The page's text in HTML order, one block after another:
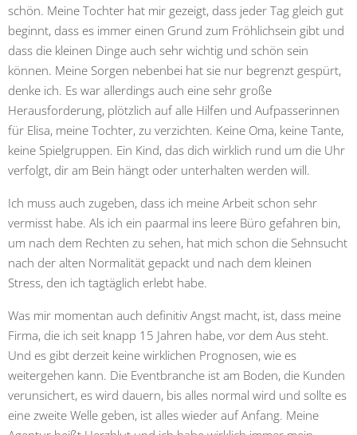
schön. Meine Tochter hat mir gezeigt, dass jeder Tag gleich gut
beginnt, dass es immer einen Grund zum Fröhlichsein gibt und
dass die kleinen Dinge auch sehr wichtig und schön sein
können. Meine Sorgen nebenbei hat sie nur begrenzt gespürt,
denke ich. Es war allerdings auch eine sehr große
Herausforderung, plötzlich auf alle Hilfen und Aufpasserinnen
für Elisa, meine Tochter, zu verzichten. Keine Oma, keine Tante,
keine Spielgruppen. Ein Kind, das dich wirklich rund um die Uhr
verfolgt, dir am Bein hängt oder unterhalten werden will.
Ich muss auch zugeben, dass ich meine Arbeit schon sehr
vermisst habe. Als ich ein paarmal ins leere Büro gefahren bin,
um nach dem Rechten zu sehen, hat mich schon die Sehnsucht
nach der alten Normalität gepackt und nach dem kleinen
Stress, den ich tagtäglich erlebt habe.
Was mir momentan auch definitiv Angst macht, ist, dass meine
Firma, die ich seit knapp 15 Jahren habe, vor dem Aus steht.
Und es gibt derzeit keine wirklichen Prognosen, wie es
weitergehen kann. Die Eventbranche ist am Boden, die Kunden
verunsichert, es wird dauern, bis alles normal wird und sollte es
eine zweite Welle geben, ist alles wieder auf Anfang. Meine